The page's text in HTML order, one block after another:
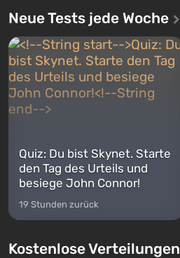
Neue Tests jede Woche
Quiz: Du bist Skynet. Starte
den Tag des Urteils und
besiege John Connor!
19 Stunden zurück
Kostenlose Verteilungen